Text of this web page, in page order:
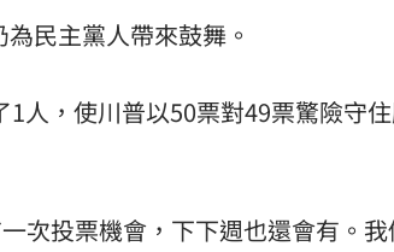
民主黨人帶來鼓舞。
人，使川普以50票對49票驚險守
次投票機會，下下週也還會有。我